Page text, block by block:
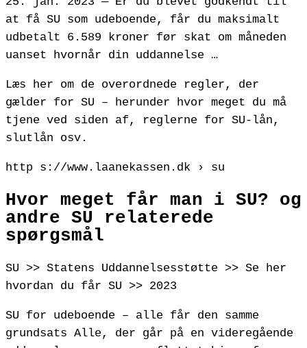
at få SU som udeboende, får du maksimalt
udbetalt 6.589 kroner før skat om måneden
uanset hvornår din uddannelse …
Læs her om de overordnede regler, der
gælder for SU – herunder hvor meget du må
tjene ved siden af, reglerne for SU-lån,
slutlån osv.
http s://www.laanekassen.dk › su
Hvor meget får man i SU? og
andre SU relaterede
spørgsmål
SU >> Statens Uddannelsesstøtte >> Se her
hvordan du får SU >> 2023
SU for udeboende – alle får den samme
grundsats Alle, der går på en videregående